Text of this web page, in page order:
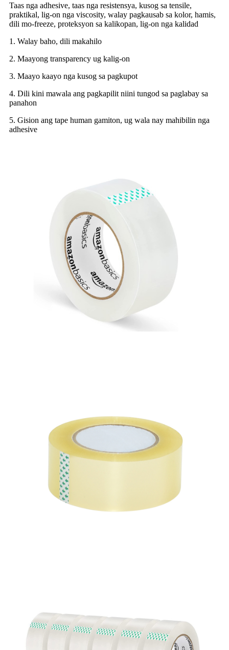
Taas nga adhesive, taas nga resistensya, kusog sa tensile,
praktikal, lig-on nga viscosity, walay pagkausab sa kolor, hamis,
dili mo-freeze, proteksyon sa kalikopan, lig-on nga kalidad
1. Walay baho, dili makahilo
2. Maayong transparency ug kalig-on
3. Maayo kaayo nga kusog sa pagkupot
4. Dili kini mawala ang pagkapilit niini tungod sa paglabay sa
panahon
5. Gision ang tape human gamiton, ug wala nay mahibilin nga
adhesive